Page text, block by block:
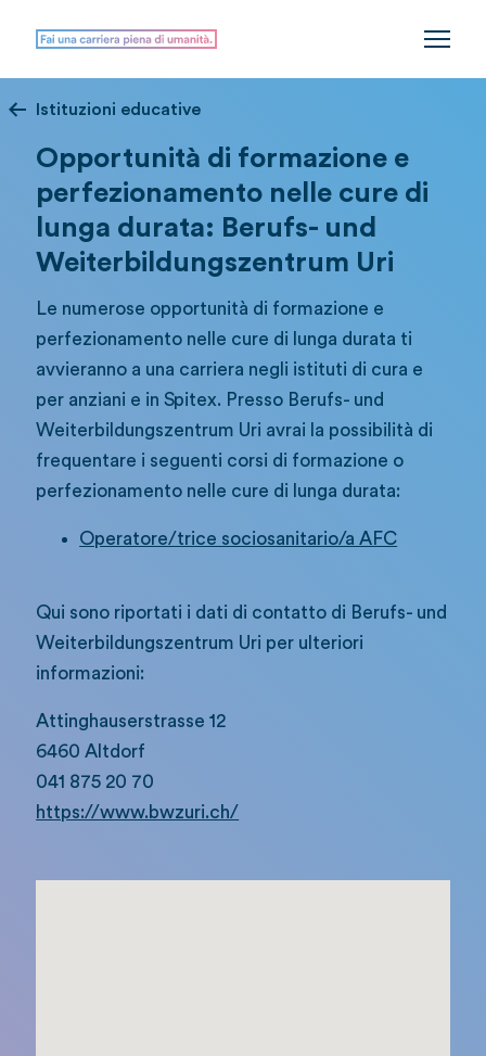
Istituzioni educative
Opportunità di formazione e
perfezionamento nelle cure di
lunga durata: Berufs- und
Weiterbildungszentrum Uri
Le numerose opportunità di formazione e
perfezionamento nelle cure di lunga durata ti
avvieranno a una carriera negli istituti di cura e
per anziani e in Spitex. Presso Berufs- und
Weiterbildungszentrum Uri avrai la possibilità di
frequentare i seguenti corsi di formazione o
perfezionamento nelle cure di lunga durata:
Operatore/trice sociosanitario/a AFC
Qui sono riportati i dati di contatto di Berufs- und
Weiterbildungszentrum Uri per ulteriori
informazioni:
Attinghauserstrasse 12
6460 Altdorf
041 875 20 70
https://www.bwzuri.ch/